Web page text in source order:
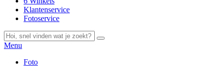
Klantenservice
Fotoservice
Menu
Foto